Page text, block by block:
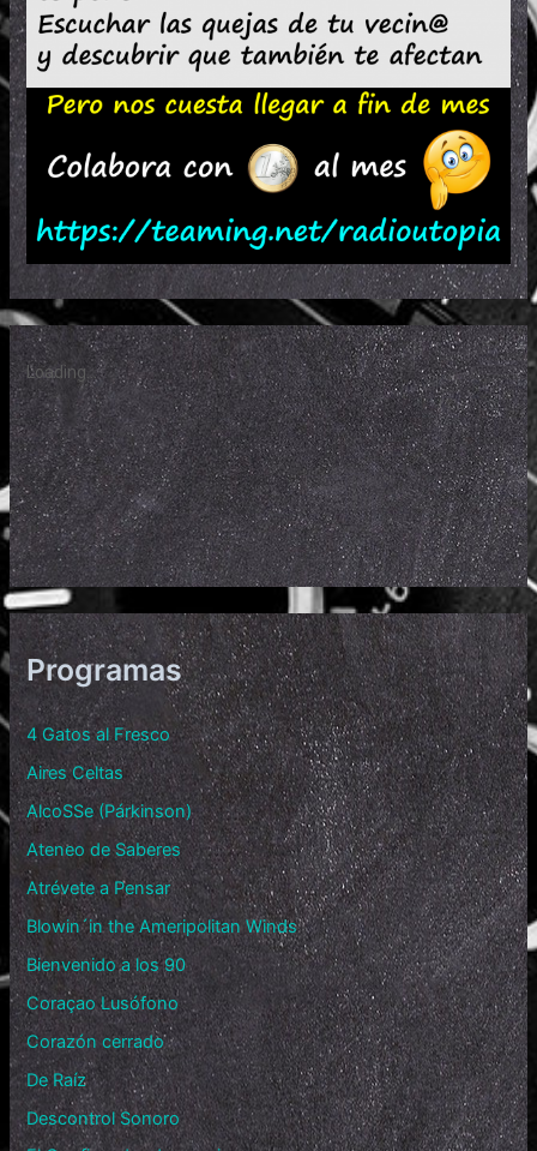
Programas
4 Gatos al Fresco
Aires Celtas
AlcoSSe (Párkinson)
Ateneo de Saberes
Atrévete a Pensar
Blowin´in the Ameripolitan Winds
Bienvenido a los 90
Coraçao Lusófono
Corazón cerrado
De Raíz
Descontrol Sonoro